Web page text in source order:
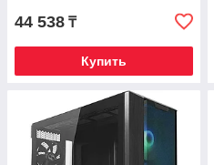
44 538 ₸
Купить